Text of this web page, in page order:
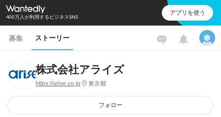
400万人が利用するビジネスSNS アプリを使う
募集 ストーリー
株式会社アライズ
https://arise.co.jp 東京都
フォロー